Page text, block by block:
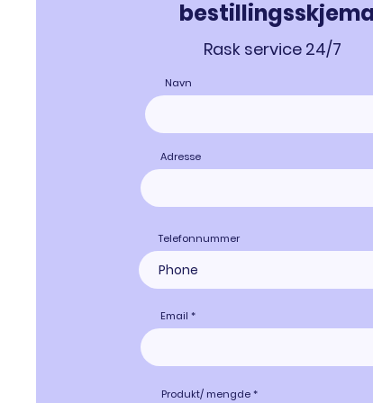
Rask service 24/7
Navn
Adresse
Telefonnummer
Email
Produkt/ mengde